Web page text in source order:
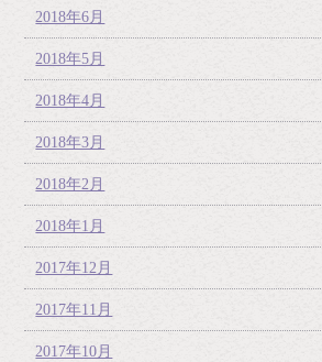
2018年6月
2018年5月
2018年4月
2018年3月
2018年2月
2018年1月
2017年12月
2017年11月
2017年10月